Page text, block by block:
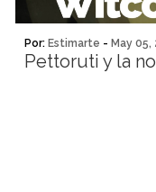
Por: Estimarte - May 05,
Pettoruti y la